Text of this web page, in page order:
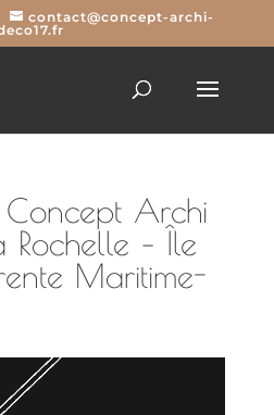
contact@concept-archi-
Concept Archi
Rochelle – Île
Maritime-